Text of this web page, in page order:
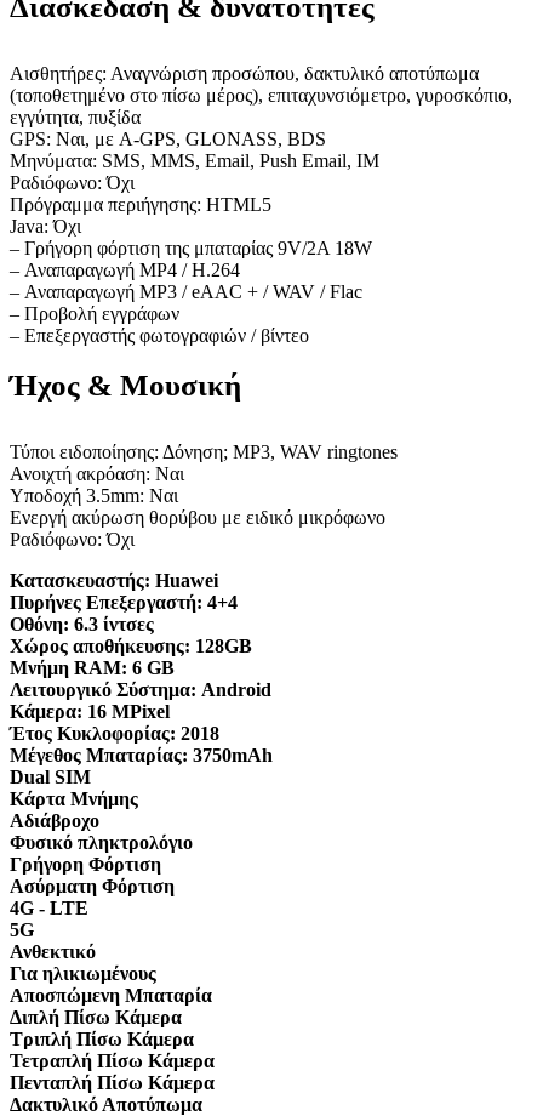
Διασκέδαση & δυνατότητες
Αισθητήρες: Αναγνώριση προσώπου, δακτυλικό αποτύπωμα
(τοποθετημένο στο πίσω μέρος), επιταχυνσιόμετρο, γυροσκόπιο,
εγγύτητα, πυξίδα
GPS: Ναι, με A-GPS, GLONASS, BDS
Μηνύματα: SMS, MMS, Email, Push Email, IM
Ραδιόφωνο: Όχι
Πρόγραμμα περιήγησης: HTML5
Java: Όχι
– Γρήγορη φόρτιση της μπαταρίας 9V/2A 18W
– Αναπαραγωγή MP4 / H.264
– Αναπαραγωγή MP3 / eAAC + / WAV / Flac
– Προβολή εγγράφων
– Επεξεργαστής φωτογραφιών / βίντεο
Ήχος & Μουσική
Τύποι ειδοποίησης: Δόνηση; MP3, WAV ringtones
Ανοιχτή ακρόαση: Ναι
Υποδοχή 3.5mm: Ναι
Ενεργή ακύρωση θορύβου με ειδικό μικρόφωνο
Ραδιόφωνο: Όχι
Κατασκευαστής: Huawei
Πυρήνες Επεξεργαστή: 4+4
Οθόνη: 6.3 ίντσες
Χώρος αποθήκευσης: 128GB
Μνήμη RAM: 6 GB
Λειτουργικό Σύστημα: Android
Κάμερα: 16 MPixel
Έτος Κυκλοφορίας: 2018
Μέγεθος Μπαταρίας: 3750mAh
Dual SIM
Κάρτα Μνήμης
Αδιάβροχο
Φυσικό πληκτρολόγιο
Γρήγορη Φόρτιση
Ασύρματη Φόρτιση
4G - LTE
5G
Ανθεκτικό
Για ηλικιωμένους
Αποσπώμενη Μπαταρία
Διπλή Πίσω Κάμερα
Τριπλή Πίσω Κάμερα
Τετραπλή Πίσω Κάμερα
Πενταπλή Πίσω Κάμερα
Δακτυλικό Αποτύπωμα